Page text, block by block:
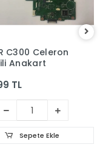
C300 Celeron
Anakart
TL
Sepete Ekle